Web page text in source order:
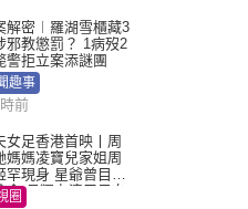
解密︱羅湖雪櫃藏3
教懲罰？ 1病歿2
警拒立案添謎團
趣事
前
女足香港首映丨周
媽媽凌寶兒家姐周
身 星爺曾目睹
父偷食 母獨力湊三子女
圈